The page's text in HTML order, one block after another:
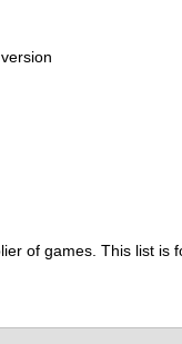
of games. This list is